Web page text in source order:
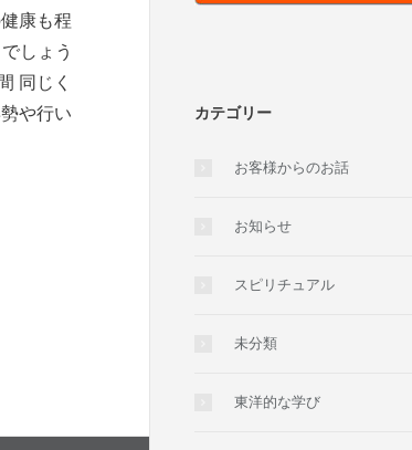
康も程
しょう
同じく
や行い
カテゴリー
お客様からのお話
お知らせ
スピリチュアル
未分類
東洋的な学び